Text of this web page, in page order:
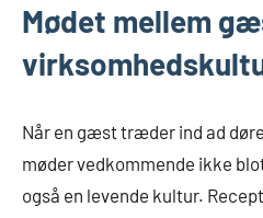
Mødet mellem
Når en gæst træder ind ad
møder vedkommende ikke
også en levende kultur.